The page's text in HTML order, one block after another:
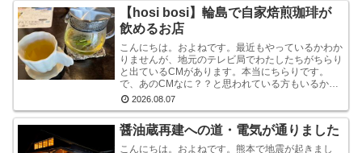
【hosi bosi】輪島で自家焙煎珈琲が
飲めるお店
こんにちは。およねです。最近もやっているかわか
りませんが、地元のテレビ局でわたしたちがちらり
と出ているCMがあります。本当にちらりです。
で、あのCMなに？？と思われている方もいるかも
しれませんが、あれは『石川県信用保証協会』とい
2026.08.07
醤油蔵再建への道・電気が通りました
こんにちは。およねです。熊本で地震が起きまし